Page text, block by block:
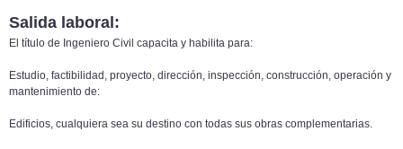
Salida laboral:
El título de Ingeniero Civil capacita y habilita para:
Estudio, factibilidad, proyecto, dirección, inspección, construcción, operación y
mantenimiento de:
Edificios, cualquiera sea su destino con todas sus obras complementarias.